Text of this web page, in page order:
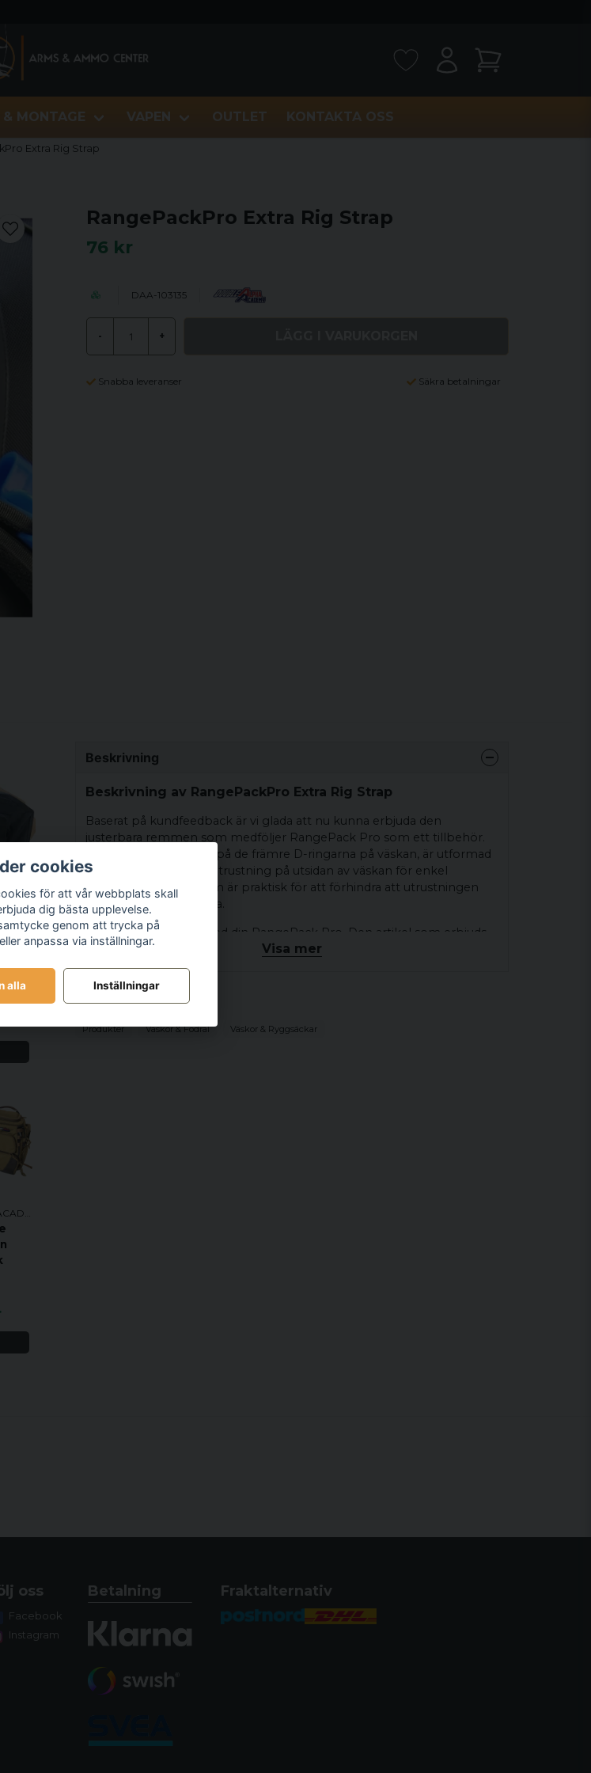
MONTAGE VAPEN OUTLET KONTAKTA OSS
Extra Rig Strap
RangePackPro Extra Rig Strap
76 kr
DAA-103135
- +
Snabba leveranser Säkra betalningar
-
Beskrivning
Beskrivning av RangePackPro Extra Rig Strap
Baserat på kundfeedback är vi glada att nu kunna erbjuda den
justerbara remmen som medföljer RangePack Pro som ett tillbehör.
Denna rem, som fästs på de främre D-ringarna på väskan, är utformad
för att hänga din skjututrustning på utsidan av väskan för enkel
transport. En andra rem är praktisk för att förhindra att utrustningen
svänger från sida till sida.
En sådan rem ingår med din RangePack Pro. Den artikel som erbjuds
här är endast en extra rem
Visa mer
Relaterade kategorier
Produkter Väskor & Fodral Väskor & Ryggsäckar
oss
Facebook
Instagram
Betalning Fraktalternativ
cookies
för att vår webbplats skall
dig bästa upplevelse.
genom att trycka på
anpassa via inställningar.
alla Inställningar